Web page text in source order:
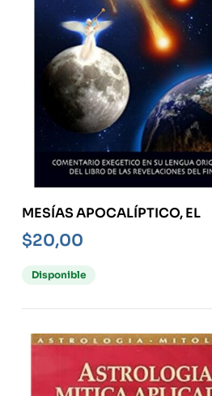
MESÍAS APOCALÍPTICO, EL
$20,00
Disponible